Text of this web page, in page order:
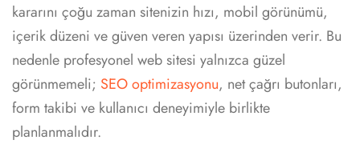
kararını çoğu zaman sitenizin hızı, mobil görünümü,
içerik düzeni ve güven veren yapısı üzerinden verir. Bu
nedenle profesyonel web sitesi yalnızca güzel
görünmemeli; SEO optimizasyonu, net çağrı butonları,
form takibi ve kullanıcı deneyimiyle birlikte
planlanmalıdır.